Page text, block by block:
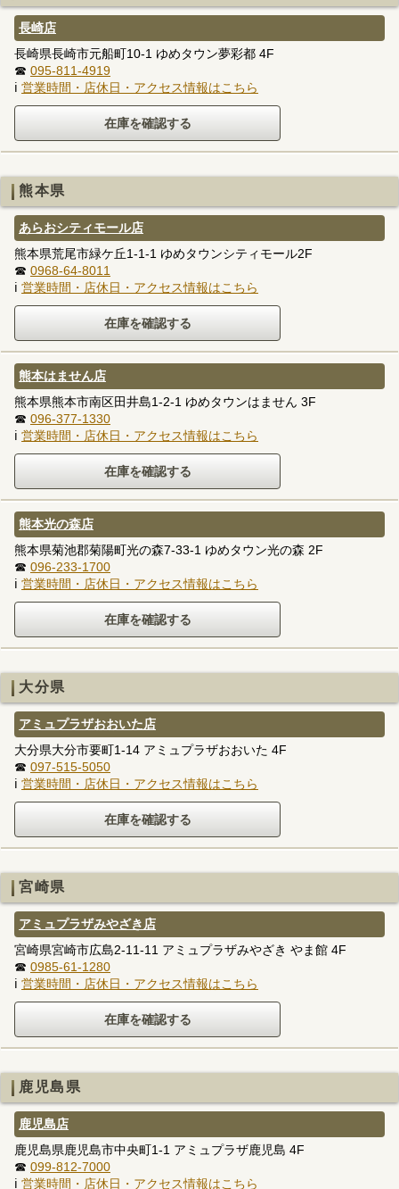
長崎店
長崎県長崎市元船町10-1 ゆめタウン夢彩都 4F
☎ 095-811-4919
ℹ 営業時間・店休日・アクセス情報はこちら
熊本県
あらおシティモール店
熊本県荒尾市緑ケ丘1-1-1 ゆめタウンシティモール2F
☎ 0968-64-8011
ℹ 営業時間・店休日・アクセス情報はこちら
熊本はません店
熊本県熊本市南区田井島1-2-1 ゆめタウンはません 3F
☎ 096-377-1330
ℹ 営業時間・店休日・アクセス情報はこちら
熊本光の森店
熊本県菊池郡菊陽町光の森7-33-1 ゆめタウン光の森 2F
☎ 096-233-1700
ℹ 営業時間・店休日・アクセス情報はこちら
大分県
アミュプラザおおいた店
大分県大分市要町1-14 アミュプラザおおいた 4F
☎ 097-515-5050
ℹ 営業時間・店休日・アクセス情報はこちら
宮崎県
アミュプラザみやざき店
宮崎県宮崎市広島2-11-11 アミュプラザみやざき やま館 4F
☎ 0985-61-1280
ℹ 営業時間・店休日・アクセス情報はこちら
鹿児島県
鹿児島店
鹿児島県鹿児島市中央町1-1 アミュプラザ鹿児島 4F
☎ 099-812-7000
ℹ 営業時間・店休日・アクセス情報はこちら